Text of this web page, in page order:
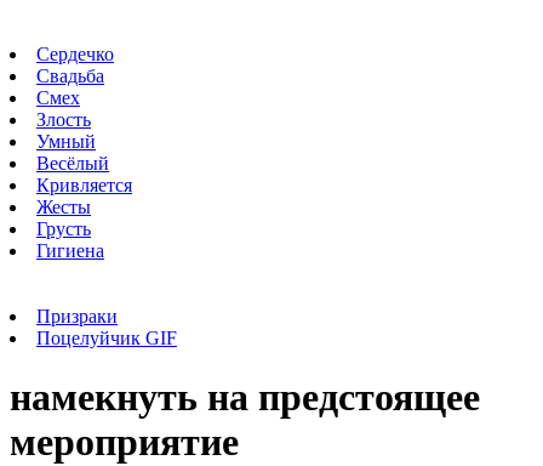
Сердечко
Свадьба
Смех
Злость
Умный
Весёлый
Кривляется
Жесты
Грусть
Гигиена
Призраки
Поцелуйчик GIF
намекнуть на предстоящее
мероприятие